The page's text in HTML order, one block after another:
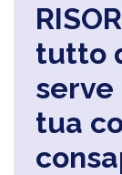
tutto
tua